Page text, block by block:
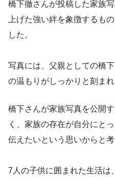
橋下徹さんが投稿した家族
上げた強い絆を象徴するも
した。
写真には、父親としての橋
の温もりがしっかりと刻まれ
橋下さんが家族写真を公開
く、家族の存在が自分にと
伝えたいという思いからと考
7人の子供に囲まれた生活は